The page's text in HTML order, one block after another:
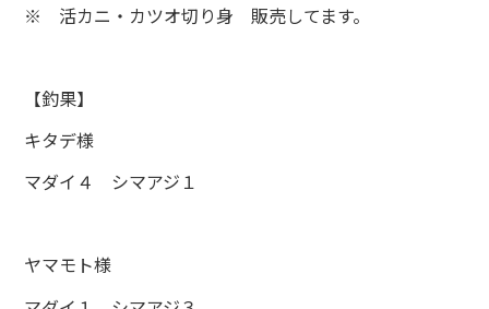
※ 活カニ・カツオ切り身 販売してます。
【釣果】
キタデ様
マダイ４ シマアジ１
ヤマモト様